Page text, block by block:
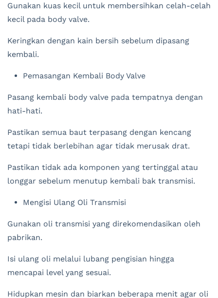
Gunakan kuas kecil untuk membersihkan celah-celah
kecil pada body valve.
Keringkan dengan kain bersih sebelum dipasang
kembali.
Pemasangan Kembali Body Valve
Pasang kembali body valve pada tempatnya dengan
hati-hati.
Pastikan semua baut terpasang dengan kencang
tetapi tidak berlebihan agar tidak merusak drat.
Pastikan tidak ada komponen yang tertinggal atau
longgar sebelum menutup kembali bak transmisi.
Mengisi Ulang Oli Transmisi
Gunakan oli transmisi yang direkomendasikan oleh
pabrikan.
Isi ulang oli melalui lubang pengisian hingga
mencapai level yang sesuai.
Hidupkan mesin dan biarkan beberapa menit agar oli